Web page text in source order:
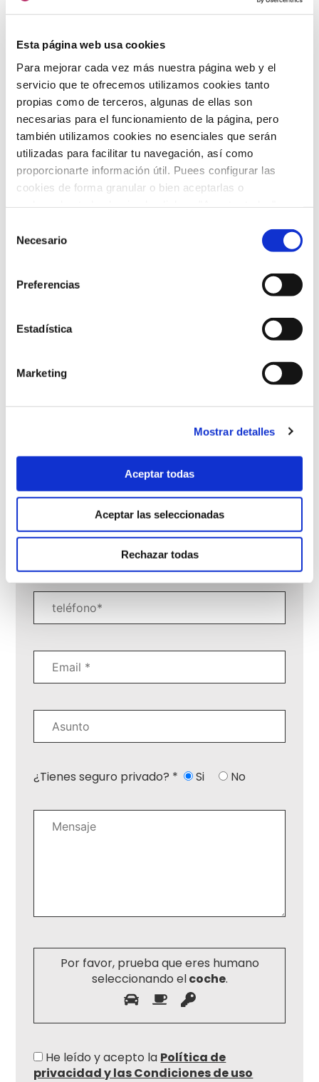
Esta página web usa cookies
Para mejorar cada vez más nuestra página web y el
servicio que te ofrecemos utilizamos cookies tanto
propias como de terceros, algunas de ellas son
necesarias para el funcionamiento de la página, pero
también utilizamos cookies no esenciales que serán
utilizadas para facilitar tu navegación, así como
proporcionarte información útil. Puees configurar las
cookies de forma granular o bien aceptarlas o
política de cookies
Necesario
Preferencias
Estadística
Marketing
Mostrar detalles
Aceptar todas
Aceptar las seleccionadas
Rechazar todas
Dr. Antonio Urbano
Pedir Cita
¿Tienes seguro privado? * Si No
Por favor, prueba que eres humano
seleccionando elcoche.
He leído y acepto la Política de
privacidad y las Condiciones de uso